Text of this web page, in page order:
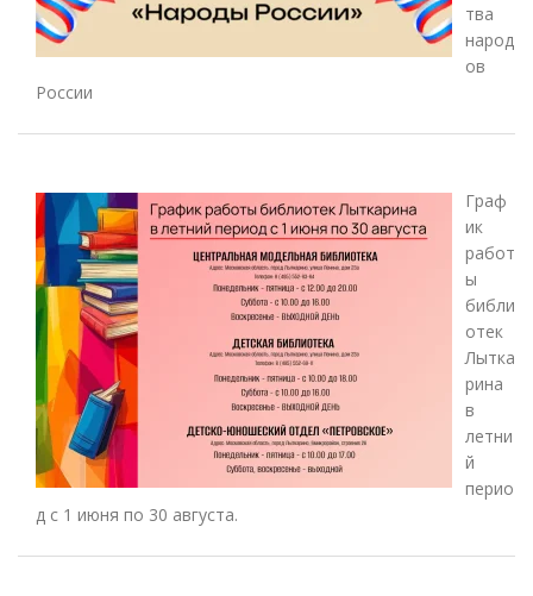
тва
народ
ов
России
Граф
ик
работ
ы
библи
отек
Лытка
рина
в
летни
й
перио
д с 1 июня по 30 августа.